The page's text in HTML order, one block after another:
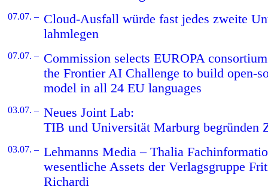
07.07. – Cloud-Ausfall würde fast jedes zweite
lahmlegen
07.07. – Commission selects EUROPA
the Frontier AI Challenge to build open-
model in all 24 EU languages
03.07. – Neues Joint Lab:
TIB und Universität Marburg begründen
03.07. – Lehmanns Media – Thalia
wesentliche Assets der Verlagsgruppe
Richardi